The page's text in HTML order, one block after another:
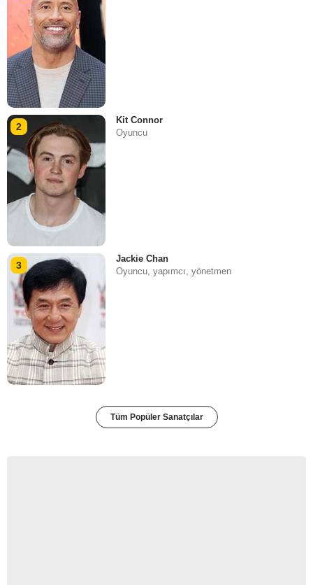
2
Kit Connor
Oyuncu
3
Jackie Chan
Oyuncu, yapımcı, yönetmen
Tüm Popüler Sanatçılar